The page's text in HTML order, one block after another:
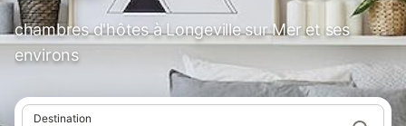
chambres d'hôtes à Longeville sur Mer et ses
environs
Destination